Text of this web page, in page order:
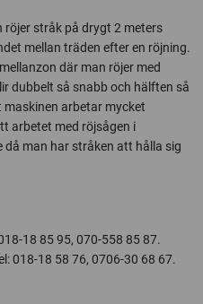
stråk på drygt 2 meters
mellan träden efter en röjning.
där man röjer med
dubbelt så snabb och hälften så
arbetar mycket
arbetet med röjsågen i
då man har stråken att hålla sig
18 85 95, 070-558 85 87.
018-18 58 76, 0706-30 68 67.